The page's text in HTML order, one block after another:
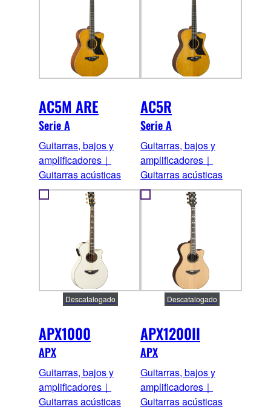
AC5M ARE
Serie A
Guitarras, bajos y
amplificadores｜
Guitarras acústicas
AC5R
Serie A
Guitarras, bajos y
amplificadores｜
Guitarras acústicas
APX1000
APX
Descatalogado
Guitarras, bajos y
amplificadores｜
Guitarras acústicas
APX1200II
APX
Descatalogado
Guitarras, bajos y
amplificadores｜
Guitarras acústicas